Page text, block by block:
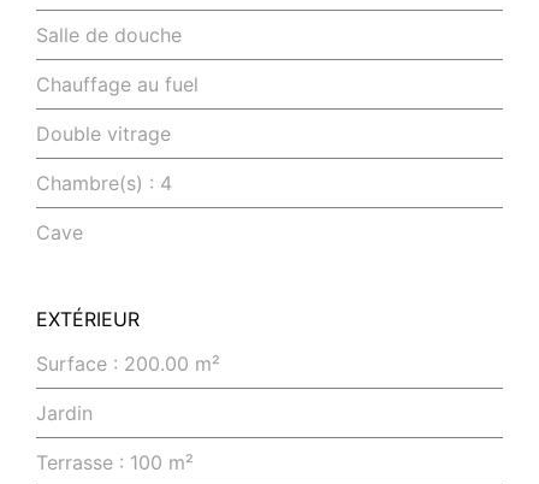
Salle de douche
Chauffage au fuel
Double vitrage
Chambre(s) : 4
Cave
EXTÉRIEUR
Surface : 200.00 m²
Jardin
Terrasse : 100 m²